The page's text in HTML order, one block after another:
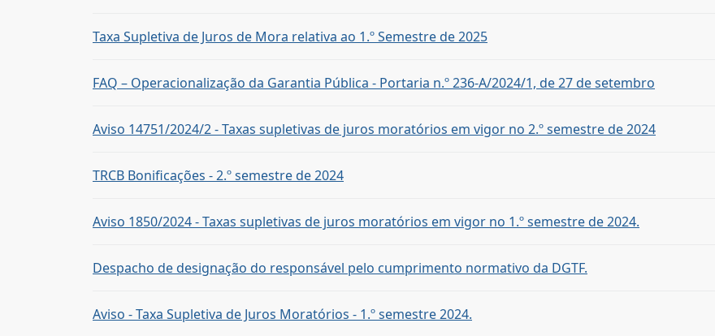
Taxa Supletiva de Juros de Mora relativa ao 1.º Semestre de 2025
FAQ – Operacionalização da Garantia Pública - Portaria n.º 236-A/2024/1, de 27 de setembro
Aviso 14751/2024/2 - Taxas supletivas de juros moratórios em vigor no 2.º semestre de 2024
TRCB Bonificações - 2.º semestre de 2024
Aviso 1850/2024 - Taxas supletivas de juros moratórios em vigor no 1.º semestre de 2024.
Despacho de designação do responsável pelo cumprimento normativo da DGTF.
Aviso - Taxa Supletiva de Juros Moratórios - 1.º semestre 2024.